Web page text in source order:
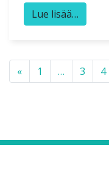
Lue lisää…
Posts
« 1 … 3 4